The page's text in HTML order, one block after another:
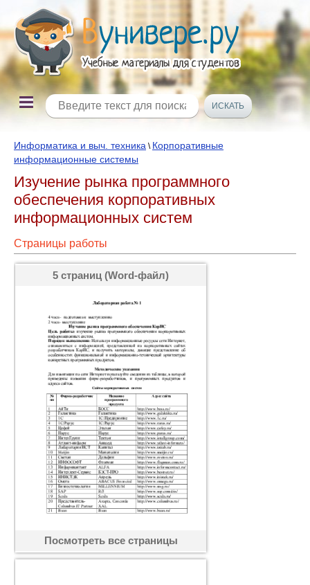
Информатика и выч. техника \ Корпоративные
информационные системы
Изучение рынка программного
обеспечения корпоративных
информационных систем
Страницы работы
5 страниц (Word-файл)
Посмотреть все страницы